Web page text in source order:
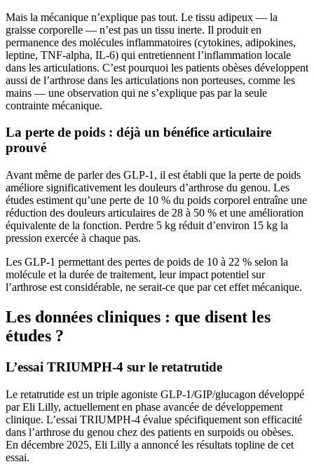
Mais la mécanique n’explique pas tout. Le tissu adipeux — la
graisse corporelle — n’est pas un tissu inerte. Il produit en
permanence des molécules inflammatoires (cytokines, adipokines,
leptine, TNF-alpha, IL-6) qui entretiennent l’inflammation locale
dans les articulations. C’est pourquoi les patients obèses développent
aussi de l’arthrose dans les articulations non porteuses, comme les
mains — une observation qui ne s’explique pas par la seule
contrainte mécanique.
La perte de poids : déjà un bénéfice articulaire
prouvé
Avant même de parler des GLP-1, il est établi que la perte de poids
améliore significativement les douleurs d’arthrose du genou. Les
études estiment qu’une perte de 10 % du poids corporel entraîne une
réduction des douleurs articulaires de 28 à 50 % et une amélioration
équivalente de la fonction. Perdre 5 kg réduit d’environ 15 kg la
pression exercée à chaque pas.
Les GLP-1 permettant des pertes de poids de 10 à 22 % selon la
molécule et la durée de traitement, leur impact potentiel sur
l’arthrose est considérable, ne serait-ce que par cet effet mécanique.
Les données cliniques : que disent les
études ?
L’essai TRIUMPH-4 sur le retatrutide
Le retatrutide est un triple agoniste GLP-1/GIP/glucagon développé
par Eli Lilly, actuellement en phase avancée de développement
clinique. L’essai TRIUMPH-4 évalue spécifiquement son efficacité
dans l’arthrose du genou chez des patients en surpoids ou obèses.
En décembre 2025, Eli Lilly a annoncé les résultats topline de cet
essai.